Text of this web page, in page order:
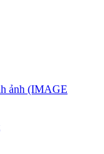
ảnh (IMAGE